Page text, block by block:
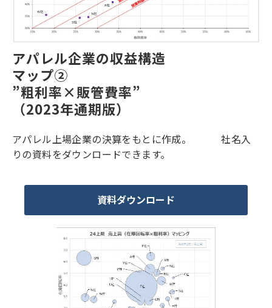
アパレル企業の収益構造
マップ②
”粗利率×販管費率”
（2023年通期版）
アパレル上場企業の決算をもとに作成。 社名入
りの資料をダウンロードできます。
資料ダウンロード